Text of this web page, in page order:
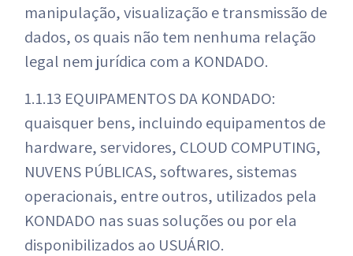
manipulação, visualização e transmissão de
dados, os quais não tem nenhuma relação
legal nem jurídica com a KONDADO.
1.1.13 EQUIPAMENTOS DA KONDADO:
quaisquer bens, incluindo equipamentos de
hardware, servidores, CLOUD COMPUTING,
NUVENS PÚBLICAS, softwares, sistemas
operacionais, entre outros, utilizados pela
KONDADO nas suas soluções ou por ela
disponibilizados ao USUÁRIO.